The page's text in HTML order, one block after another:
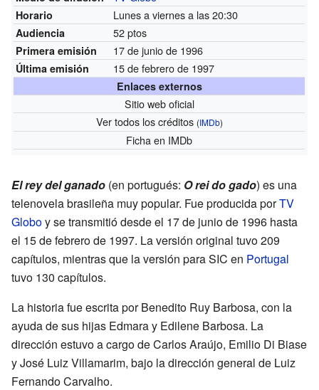
Horario Lunes a viernes a las 20:30
Audiencia 52 ptos
Primera emisión 17 de junio de 1996
Última emisión 15 de febrero de 1997
Enlaces externos
Sitio web oficial
Ver todos los créditos (IMDb)
Fichaen IMDb
El rey del ganado (en portugués: O rei do gado) es una
telenovela brasileña muy popular. Fue producida porTV
Globoy se transmitió desde el 17 de junio de 1996 hasta
el 15 de febrero de 1997. La versión original tuvo 209
capítulos, mientras que la versión para SIC en Portugal
tuvo 130 capítulos.
La historia fue escrita por Benedito Ruy Barbosa, con la
ayuda de sus hijas Edmara y Edilene Barbosa. La
dirección estuvo a cargo de Carlos Araújo, Emilio Di Biase
y José Luiz Villamarim, bajo la dirección general de Luiz
Fernando Carvalho.